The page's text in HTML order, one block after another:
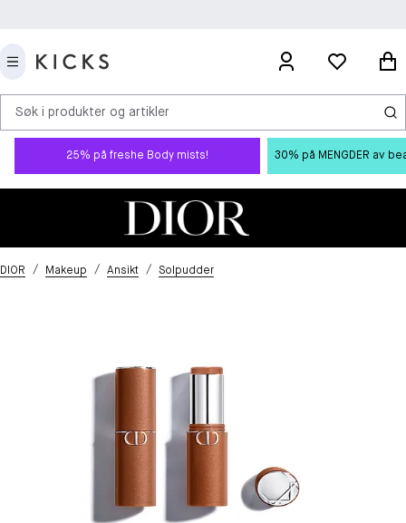
Søk i produkter og artikler
25% på freshe Body mists! 30% på MENGDER av
DIOR / Makeup / Ansikt / Solpudder